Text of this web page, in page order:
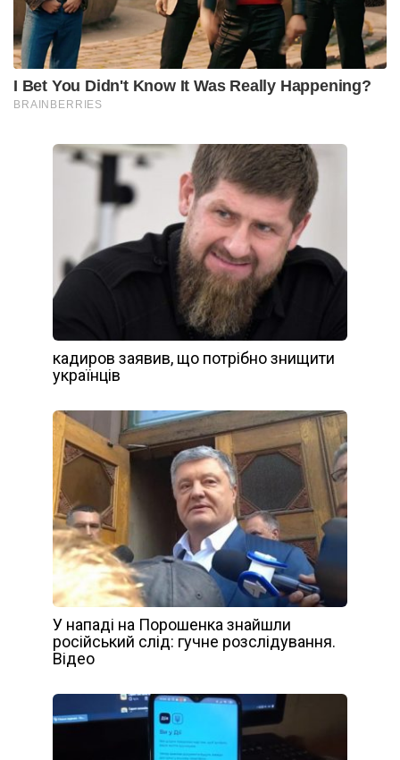
кадиров заявив, що потрібно знищити
українців
У нападі на Порошенка знайшли
російський слід: гучне розслідування.
Відео